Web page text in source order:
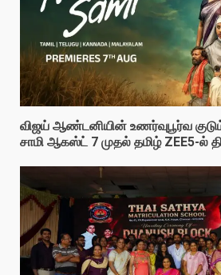
விஜய் ஆண்டனியின் உணர்வுபூர்வ
சாமி ஆகஸ்ட் 7 முதல் தமிழ் ZEE5-ல்